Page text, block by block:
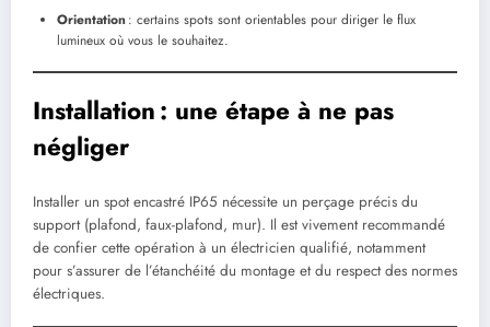
Orientation: certains spots sont orientables pour diriger le flux
lumineux où vous le souhaitez.
Installation : une étape à ne pas
négliger
Installer un spot encastré IP65 nécessite un perçage précis du
support (plafond, faux-plafond, mur). Il est vivement recommandé
de confier cette opération à un électricien qualifié, notamment
pour s’assurer de l’étanchéité du montage et du respect des normes
électriques.